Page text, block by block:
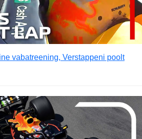
vabatreening, Verstappeni poolt